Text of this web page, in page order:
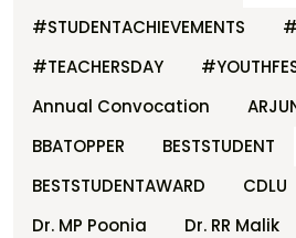
#STUDENTACHIEVEMENTS
#TEACHERSDAY
Annual Convocation
BBATOPPER
BESTSTUDENT
BESTSTUDENTAWARD
CDLU
Dr. MP Poonia
Dr. RR Malik